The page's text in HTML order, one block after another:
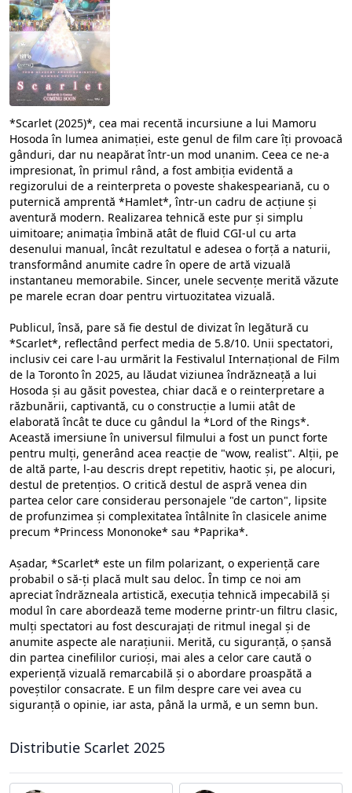
*Scarlet (2025)*, cea mai recentă incursiune a lui Mamoru
Hosoda în lumea animației, este genul de film care îți provoacă
gânduri, dar nu neapărat într-un mod unanim. Ceea ce ne-a
impresionat, în primul rând, a fost ambiția evidentă a
regizorului de a reinterpreta o poveste shakespeariană, cu o
puternică amprentă *Hamlet*, într-un cadru de acțiune și
aventură modern. Realizarea tehnică este pur și simplu
uimitoare; animația îmbină atât de fluid CGI-ul cu arta
desenului manual, încât rezultatul e adesea o forță a naturii,
transformând anumite cadre în opere de artă vizuală
instantaneu memorabile. Sincer, unele secvențe merită văzute
pe marele ecran doar pentru virtuozitatea vizuală.
Publicul, însă, pare să fie destul de divizat în legătură cu
*Scarlet*, reflectând perfect media de 5.8/10. Unii spectatori,
inclusiv cei care l-au urmărit la Festivalul Internațional de Film
de la Toronto în 2025, au lăudat viziunea îndrăzneață a lui
Hosoda și au găsit povestea, chiar dacă e o reinterpretare a
răzbunării, captivantă, cu o construcție a lumii atât de
elaborată încât te duce cu gândul la *Lord of the Rings*.
Această imersiune în universul filmului a fost un punct forte
pentru mulți, generând acea reacție de "wow, realist". Alții, pe
de altă parte, l-au descris drept repetitiv, haotic și, pe alocuri,
destul de pretențios. O critică destul de aspră venea din
partea celor care considerau personajele "de carton", lipsite
de profunzimea și complexitatea întâlnite în clasicele anime
precum *Princess Mononoke* sau *Paprika*.
Așadar, *Scarlet* este un film polarizant, o experiență care
probabil o să-ți placă mult sau deloc. În timp ce noi am
apreciat îndrăzneala artistică, execuția tehnică impecabilă și
modul în care abordează teme moderne printr-un filtru clasic,
mulți spectatori au fost descurajați de ritmul inegal și de
anumite aspecte ale narațiunii. Merită, cu siguranță, o șansă
din partea cinefililor curioși, mai ales a celor care caută o
experiență vizuală remarcabilă și o abordare proaspătă a
poveștilor consacrate. E un film despre care vei avea cu
siguranță o opinie, iar asta, până la urmă, e un semn bun.
Distributie Scarlet 2025